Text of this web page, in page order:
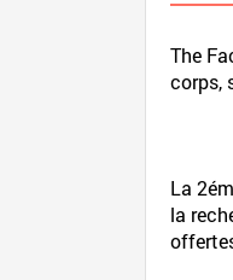
The
corps,
La
la